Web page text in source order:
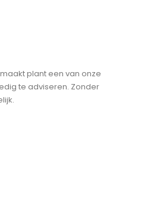
plant een van onze
te adviseren. Zonder